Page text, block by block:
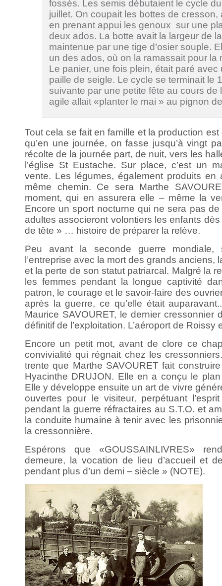
fossés. Les semis débutaient le cycle
juillet. On coupait les bottes de cresson,
en prenant appui les genoux sur une
deux ados. La botte avait la largeur de
maintenue par une tige d’osier souple.
un des ados, où on la ramassait pour la
Le panier, une fois plein, était paré
paille de seigle. Le cycle se terminait le
suivante par une petite fête au cours de
agile allait «planter le mai » au pignon
Tout cela se fait en famille et la production est
qu’en une journée, on fasse jusqu’à vingt
récolte de la journée part, de nuit, vers les
l’église St Eustache. Sur place, c’est un
vente. Les légumes, également produits en
même chemin. Ce sera Marthe
moment, qui en assurera elle – même la
Encore un sport nocturne qui ne sera pas
adultes associeront volontiers les enfants dès
de tête » … histoire de préparer la relève.
Peu avant la seconde guerre mondiale,
l’entreprise avec la mort des grands anciens,
et la perte de son statut patriarcal. Malgré la
les femmes pendant la longue captivité
patron, le courage et le savoir-faire des
après la guerre, ce qu’elle était
Maurice SAVOURET, le dernier cressonnier
définitif de l’exploitation. L’aéroport de
Encore un petit mot, avant de clore ce
convivialité qui régnait chez les
trente que Marthe SAVOURET fait
Hyacinthe DRUJON. Elle en a conçu le
Elle y développe ensuite un art de vivre
ouvertes pour le visiteur, perpétuant
pendant la guerre réfractaires au S.T.O. et
la conduite humaine à tenir avec les
la cressonnière.
Espérons que «GOUSSAINLIVRES»
demeure, la vocation de lieu d’accueil et
pendant plus d’un demi – siècle » (NOTE).